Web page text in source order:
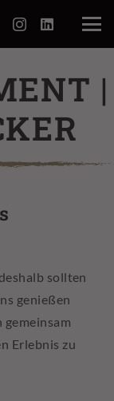
|
sollten
genießen
gemeinsam
Erlebnis zu